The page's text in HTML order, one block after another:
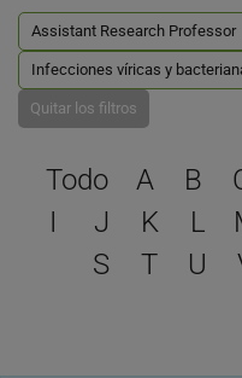
Assistant Research Professor
Infecciones víricas y
Quitar los filtros
Todo A B
I
J K L
S
T U